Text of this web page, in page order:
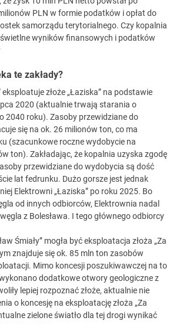
PLN w formie podatków i opłat do
samorządu terytorialnego. Czy kopalnia
wyników finansowych i podatków
te zakłady?
eksploatuje złoże „Łaziska” na podstawie
2020 (aktualnie trwają starania o
2040 roku). Zasoby przewidziane do
się na ok. 26 milionów ton, co ma
(szacunkowe roczne wydobycie na
ton). Zakładając, że kopalnia uzyska zgodę
przewidziane do wydobycia są dość
lat fedrunku. Dużo gorsze jest jednak
Elektrowni „Łaziska” po roku 2025. Bo
od innych odbiorców, Elektrownia nadal
z Bolesława. I tego głównego odbiorcy
Śmiały” mogła być eksploatacja złoża „Za
znajduje się ok. 85 mln ton zasobów
Mimo koncesji poszukiwawczej na to
dodatkowe otwory geologiczne z
lepiej rozpoznać złoże, aktualnie nie
o koncesję na eksploatację złoża „Za
zielone światło dla tej drogi wynikać